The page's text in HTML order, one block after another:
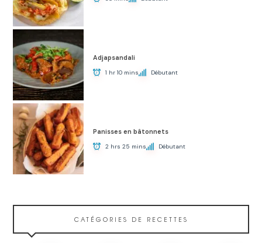
Adjapsandali
1 hr 10 mins Débutant
Panisses en bâtonnets
2 hrs 25 mins Débutant
CATÉGORIES DE RECETTES